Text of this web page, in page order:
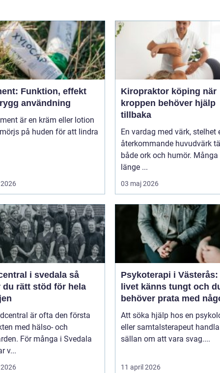
Funktion, effekt
användning
är en kräm eller lotion
på huden för att lindra
Kiropraktor köping när
kroppen behöver hjälp
tillbaka
En vardag med värk, stelhet
återkommande huvudvärk
både ork och humör. Många
länge ...
03 maj 2026
i svedala så
du rätt stöd för hela
är ofta den första
med hälso- och
För många i Svedala
v...
Psykoterapi i Västerås:
livet känns tungt och
behöver prata med
Att söka hjälp hos en
eller samtalsterapeut
sällan om att vara svag....
11 april 2026